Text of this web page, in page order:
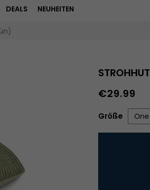
DEALS NEUHEITEN
€29.99
Größe